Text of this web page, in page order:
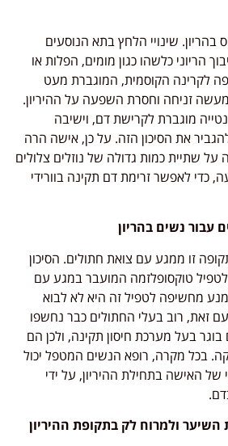
בהריון. שינויי הלחץ בתא הנוסעים
הריוני כלשהו כגון מומים, הפלות או
לקרינה הקוסמית, המוגברת מעט
זניחה וחסרת השפעה על ההיריון.
מוגברת לקרישת דם, וישיבה
את הסיכון הזה. על כן, אישה הרה
על שתיית כמות גדולה של נוזלים צלולים
כדי לאפשר זרימת דם תקינה בוורידי
עבור נשים בהריון
זו ממגע עם צואת חתולים. הסיכון
טוקסופלזמה המועבר במגע עם
מחשיפה לטפיל זה היא לא לבוא
זאת, רוב בעלי החתולים כבר נחשפו
בעל מערכת חיסון תקינה, ולכן הם
בכל מקרה, רופא הנשים המטפל יכול
האישה בתחילת ההיריון, על ידי
השיער ולמרוח לק בתקופת ההיריון